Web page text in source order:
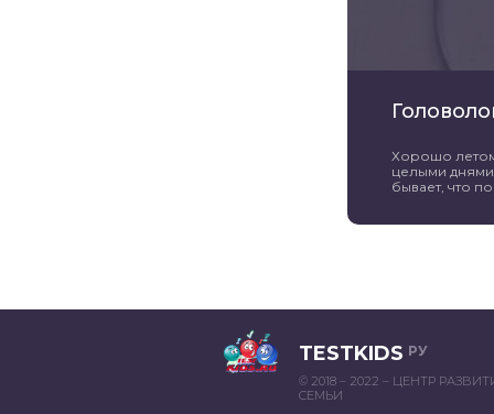
Хорошо
целыми
бывает, что
TESTKIDS РУ
© 2018 – 2022 – ЦЕНТР
СЕМЬИ